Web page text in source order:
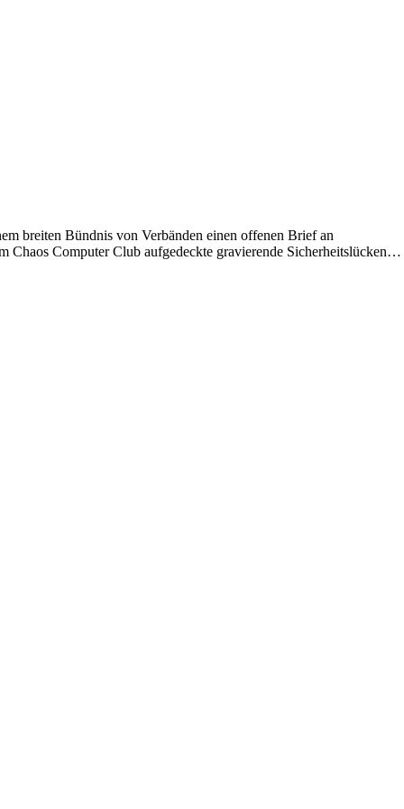
breiten Bündnis von Verbänden einen offenen Brief an
Chaos Computer Club aufgedeckte gravierende Sicherheitslücken…